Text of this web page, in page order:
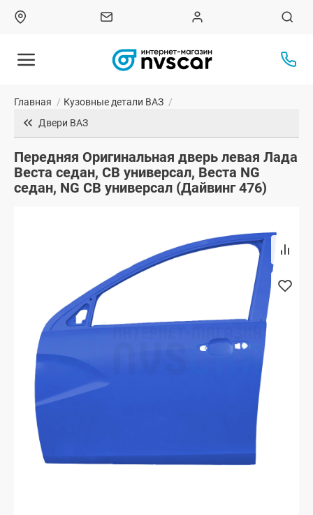
Главная / Кузовные детали ВАЗ /
Двери ВАЗ
Передняя Оригинальная дверь левая Лада
Веста седан, СВ универсал, Веста NG
седан, NG СВ универсал (Дайвинг 476)